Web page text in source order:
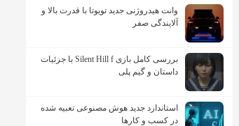
وانت هیدروژنی جدید تویوتا با قدرت بالا و
آلایندگی صفر
بررسی کامل بازی Silent Hill f با جزئیات
داستان و گیم پلی
استاندارد جدید هوش مصنوعی تعبیه شده
در کسب و کارها